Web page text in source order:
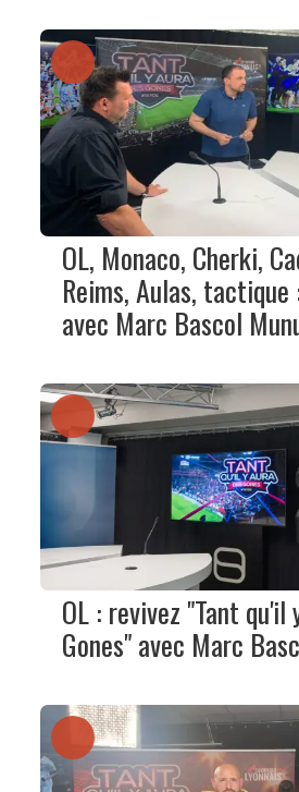
OL, Monaco, Cherki,
Reims, Aulas, tactique
avec Marc Bascol
OL : revivez "Tant qu'il
Gones" avec Marc